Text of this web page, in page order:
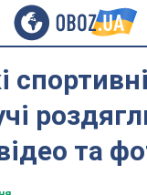
спортивні
та